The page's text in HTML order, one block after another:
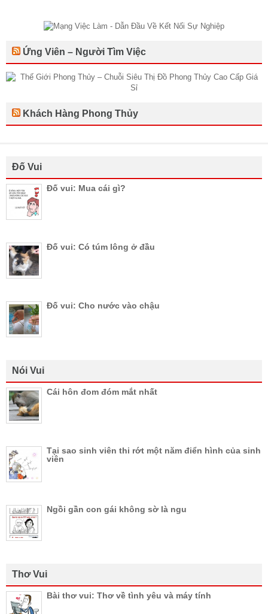
Ứng Viên – Người Tìm Việc
Khách Hàng Phong Thủy
Đố Vui
Đố vui: Mua cái gì?
Đố vui: Có túm lông ở đầu
Đố vui: Cho nước vào chậu
Nói Vui
Cái hôn đom đóm mắt nhất
Tại sao sinh viên thi rớt một năm điển hình của sinh
viên
Ngồi gần con gái không sờ là ngu
Thơ Vui
Bài thơ vui: Thơ về tình yêu và máy tính